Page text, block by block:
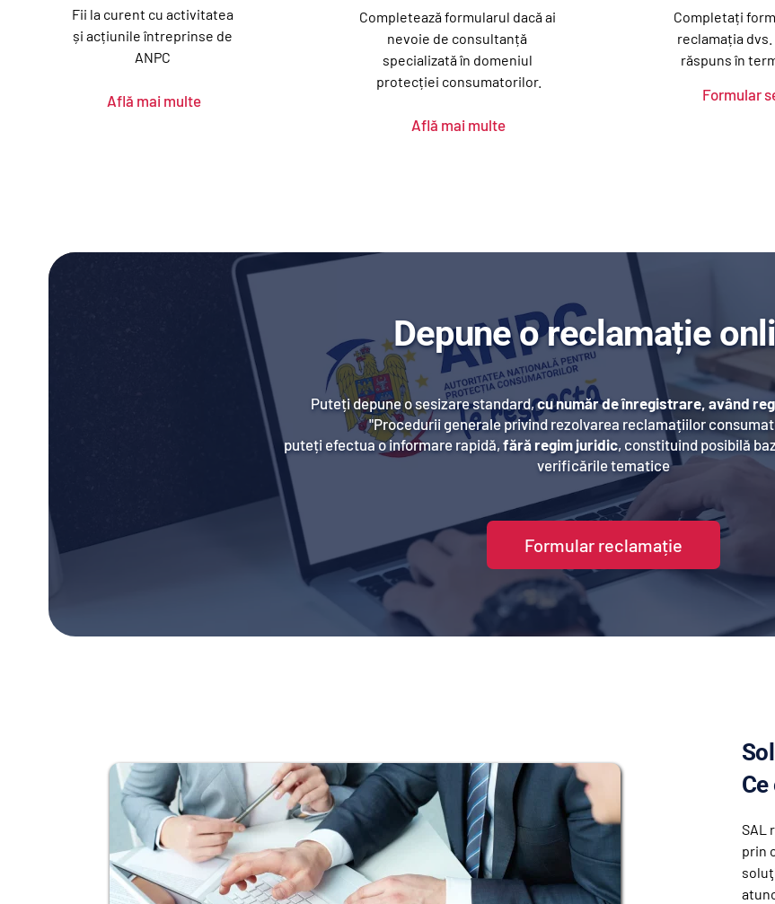
Fii la curent cu activitatea
și acțiunile întreprinse de
ANPC
Află mai multe
Completează formularul dacă ai
nevoie de consultanță
specializată în domeniul
protecției consumatorilor.
Află mai multe
Completați
reclamația
răspuns în
Formular
Depune o reclamație
Puteți depune o sesizare standard, cu număr de înregistrare, având
"Procedurii generale privind rezolvarea reclamațiilor
puteți efectua o informare rapidă, fără regim juridic, constituind posibilă
verificările tematice
Formular reclamație
SAL
prin